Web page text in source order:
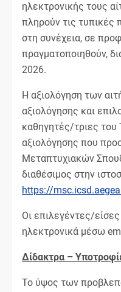
ηλεκτρονικής τους
πληρούν τις τυπικές
στη συνέχεια, σε
πραγματοποιηθούν,
2026.
Η αξιολόγηση των
αξιολόγησης και
καθηγητές/τριες του
αξιολόγησης που
Μεταπτυχιακών
διαθέσιμος στην
https://
Οι επιλεγέντες/
ηλεκτρονικά μέσω
Δίδακτρα –
Το ύψος των